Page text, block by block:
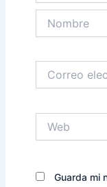
electrónico
Guarda mi